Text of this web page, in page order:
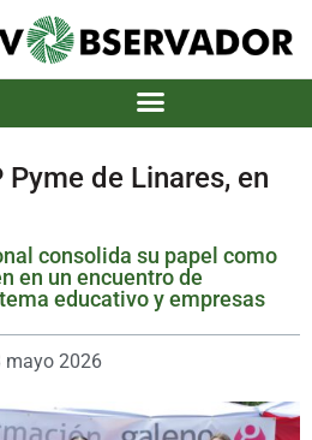
Pyme de Linares, en
consolida su papel como
en un encuentro de
educativo y empresas
mayo 2026